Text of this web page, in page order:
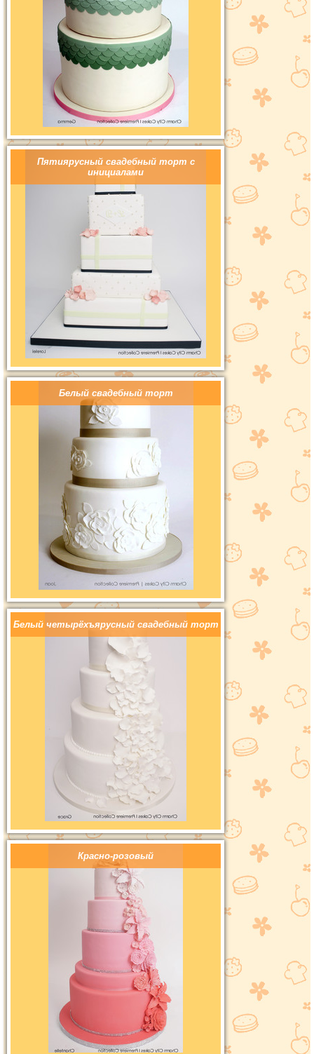
Пятиярусный свадебный торт с
инициалами
Белый свадебный торт
Белый четырёхъярусный свадебный торт
Красно-розовый